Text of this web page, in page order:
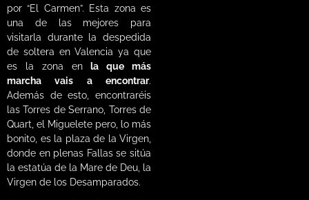
por “El Carmen”. Esta zona es
una de las mejores para
visitarla durante la despedida
de soltera en Valencia ya que
es la zona en la que más
marcha vais a encontrar.
Además de esto, encontraréis
las Torres de Serrano, Torres de
Quart, el Miguelete pero, lo más
bonito, es la plaza de la Virgen,
donde en plenas Fallas se sitúa
la estatúa de la Mare de Deu, la
Virgen de los Desamparados.